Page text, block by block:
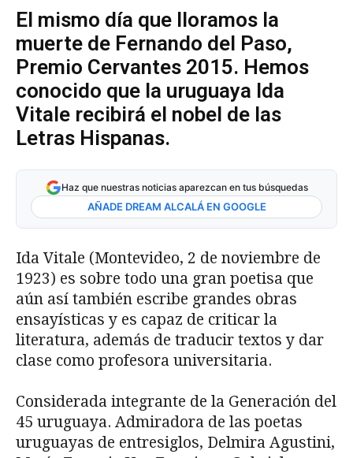
El mismo día que lloramos la
muerte de Fernando del Paso,
Premio Cervantes 2015. Hemos
conocido que la uruguaya Ida
Vitale recibirá el nobel de las
Letras Hispanas.
Haz que nuestras noticias aparezcan en tus búsquedas
AÑADE DREAM ALCALÁ EN GOOGLE
Ida Vitale (Montevideo, 2 de noviembre de
1923) es sobre todo una gran poetisa que
aún así también escribe grandes obras
ensayísticas y es capaz de criticar la
literatura, además de traducir textos y dar
clase como profesora universitaria.
Considerada integrante de la Generación del
45 uruguaya. Admiradora de las poetas
uruguayas de entresiglos, Delmira Agustini,